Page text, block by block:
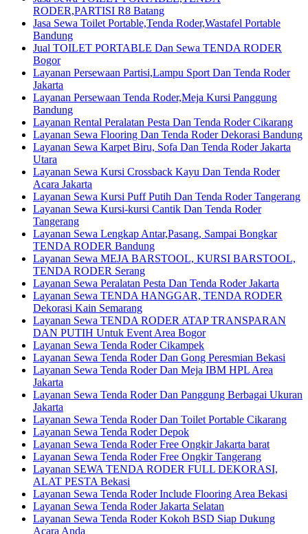
RODER,PARTISI R8 Batang
Jasa Sewa Toilet Portable,Tenda Roder,Wastafel Portable
Bandung
Jual TOILET PORTABLE Dan Sewa TENDA RODER
Bogor
Layanan Persewaan Partisi,Lampu Sport Dan Tenda Roder
Jakarta
Layanan Persewaan Tenda Roder,Meja Kursi Panggung
Bandung
Layanan Rental Peralatan Pesta Dan Tenda Roder Cikarang
Layanan Sewa Flooring Dan Tenda Roder Dekorasi Bandung
Layanan Sewa Karpet Biru, Sofa Dan Tenda Roder Jakarta
Utara
Layanan Sewa Kursi Crossback Kayu Dan Tenda Roder
Acara Jakarta
Layanan Sewa Kursi Puff Putih Dan Tenda Roder Tangerang
Layanan Sewa Kursi-kursi Cantik Dan Tenda Roder
Tangerang
Layanan Sewa Lengkap Antar,Pasang, Sampai Bongkar
TENDA RODER Bandung
Layanan Sewa MEJA BARSTOOL, KURSI BARSTOOL,
TENDA RODER Serang
Layanan Sewa Peralatan Pesta Dan Tenda Roder Jakarta
Layanan Sewa TENDA HANGGAR, TENDA RODER
Dekorasi Kain Semarang
Layanan Sewa TENDA RODER ATAP TRANSPARAN
DAN PUTIH Untuk Event Area Bogor
Layanan Sewa Tenda Roder Cikampek
Layanan Sewa Tenda Roder Dan Gong Peresmian Bekasi
Layanan Sewa Tenda Roder Dan Meja IBM HPL Area
Jakarta
Layanan Sewa Tenda Roder Dan Panggung Berbagai Ukuran
Jakarta
Layanan Sewa Tenda Roder Dan Toilet Portable Cikarang
Layanan Sewa Tenda Roder Depok
Layanan Sewa Tenda Roder Free Ongkir Jakarta barat
Layanan Sewa Tenda Roder Free Ongkir Tangerang
Layanan SEWA TENDA RODER FULL DEKORASI,
ALAT PESTA Bekasi
Layanan Sewa Tenda Roder Include Flooring Area Bekasi
Layanan Sewa Tenda Roder Jakarta Selatan
Layanan Sewa Tenda Roder Kokoh BSD Siap Dukung
Acara Anda